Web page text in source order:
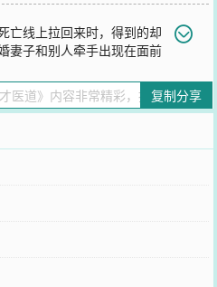
亡线上拉回来时，得到的却
妻子和别人牵手出现在面前
上，却意外的卷入各种纷争，亿万
你想要他的命，那就只能说抱歉
人生的故事。
话请不要忘记向您QQ群和微博微信
复制分享